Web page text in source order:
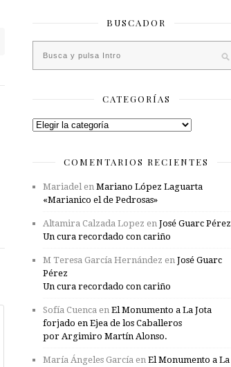
BUSCADOR
CATEGORÍAS
Categorías
COMENTARIOS RECIENTES
Mariadelen Mariano López Laguarta
«Marianico el de Pedrosas»
Altamira Calzada Lopez en José Guarc Pérez
Un cura recordado con cariño
M Teresa García Hernández en José Guarc
Pérez
Un cura recordado con cariño
Sofía Cuenca en El Monumento a La Jota
forjado en Ejea de los Caballeros
por Argimiro Martín Alonso.
María Ángeles García en El Monumento a La